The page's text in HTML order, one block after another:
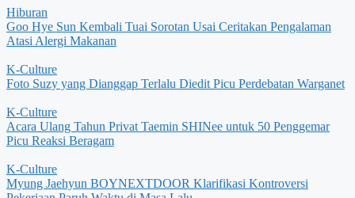
Hiburan
Goo Hye Sun Kembali Tuai Sorotan Usai Ceritakan Pengalaman
Atasi Alergi Makanan
K-Culture
Foto Suzy yang Dianggap Terlalu Diedit Picu Perdebatan Warganet
K-Culture
Acara Ulang Tahun Privat Taemin SHINee untuk 50 Penggemar
Picu Reaksi Beragam
K-Culture
Myung Jaehyun BOYNEXTDOOR Klarifikasi Kontroversi